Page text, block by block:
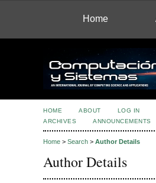
Home
HOME ABOUT LOG IN
ARCHIVES
ANNOUNCEMENTS
Home > Search > Author Details
Author Details